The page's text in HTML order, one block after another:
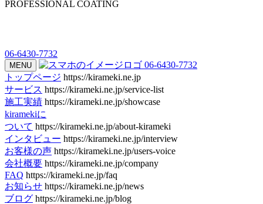
PROFESSIONAL COATING
06-6430-7732
MENU
06-6430-7732
トップページ https://kirameki.ne.jp
サービス https://kirameki.ne.jp/service-list
施工実績 https://kirameki.ne.jp/showcase
kiramekiに
ついて https://kirameki.ne.jp/about-kirameki
インタビュー https://kirameki.ne.jp/interview
お客様の声 https://kirameki.ne.jp/users-voice
会社概要 https://kirameki.ne.jp/company
FAQ https://kirameki.ne.jp/faq
お知らせ https://kirameki.ne.jp/news
ブログ https://kirameki.ne.jp/blog